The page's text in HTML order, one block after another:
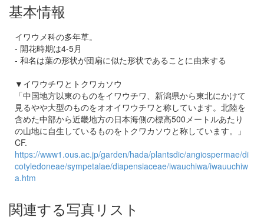
基本情報
イワウメ科の多年草。
- 開花時期は4-5月
- 和名は葉の形状が団扇に似た形状であることに由来する
▼イワウチワとトクワカソウ
「中国地方以東のものをイワウチワ、新潟県から東北にかけて
見るやや大型のものをオオイワウチワと称しています。北陸を
含めた中部から近畿地方の日本海側の標高500メートルあたり
の山地に自生しているものをトクワカソウと称しています。」
CF.
https://www1.ous.ac.jp/garden/hada/plantsdic/angiospermae/di
cotyledoneae/sympetalae/diapensiaceae/iwauchiwa/iwauuchiw
a.htm
関連する写真リスト